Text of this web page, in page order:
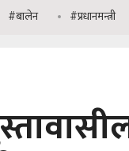
#बालेन #प्रधानमन्त्री